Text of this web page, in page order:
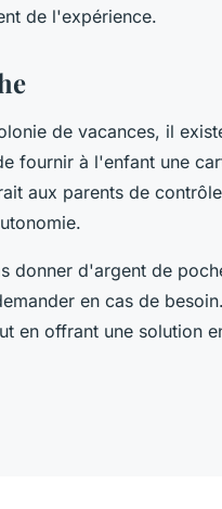
de l'expérience.
de vacances, il
fournir à l'enfant une
aux parents de
donner d'argent de
en cas de
en offrant une solution